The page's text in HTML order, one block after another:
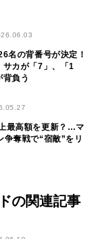
名の背番号が決定！
カが「7」、「1
負う
最高額を更新？…マ
争奪戦で“宿敵”をリ
の関連記事